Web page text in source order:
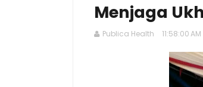
Menjaga
Publica Health 11:58:00 AM